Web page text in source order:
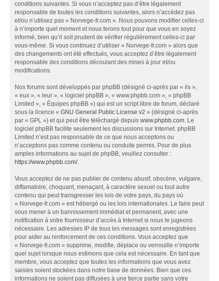
conditions suivantes. Si vous n’acceptez pas d’être légalement
responsable de toutes les conditions suivantes, alors n’accédez pas
et/ou n’utilisez pas « Norvege-fr.com ». Nous pouvons modifier celles-ci
à n’importe quel moment et nous ferons tout pour que vous en soyez
informé, bien qu’il soit prudent de vérifier régulièrement celles-ci par
vous-même. Si vous continuez d’utiliser « Norvege-fr.com » alors que
des changements ont été effectués, vous acceptez d’être légalement
responsable des conditions découlant des mises à jour et/ou
modifications.
Nos forums sont développés par phpBB (désigné ci-après par « ils »,
« eux », « leur », « logiciel phpBB », « www.phpbb.com », « phpBB
Limited », « Équipes phpBB ») qui est un script libre de forum, déclaré
sous la licence « GNU General Public License v2 » (désigné ci-après
par « GPL ») et qui peut être téléchargé depuis www.phpbb.com. Le
logiciel phpBB facilite seulement les discussions sur Internet. phpBB
Limited n’est pas responsable de ce que nous acceptons ou
n’acceptons pas comme contenu ou conduite permis. Pour de plus
amples informations au sujet de phpBB, veuillez consulter :
https://www.phpbb.com/.
Vous acceptez de ne pas publier de contenu abusif, obscène, vulgaire,
diffamatoire, choquant, menaçant, à caractère sexuel ou tout autre
contenu qui peut transgresser les lois de votre pays, du pays où
« Norvege-fr.com » est hébergé ou les lois internationales. Le faire peut
vous mener à un bannissement immédiat et permanent, avec une
notification à votre fournisseur d’accès à Internet si nous le jugeons
nécessaire. Les adresses IP de tous les messages sont enregistrées
pour aider au renforcement de ces conditions. Vous acceptez que
« Norvege-fr.com » supprime, modifie, déplace ou verrouille n’importe
quel sujet lorsque nous estimons que cela est nécessaire. En tant que
membre, vous acceptez que toutes les informations que vous avez
saisies soient stockées dans notre base de données. Bien que ces
informations ne soient pas diffusées à une tierce partie sans votre